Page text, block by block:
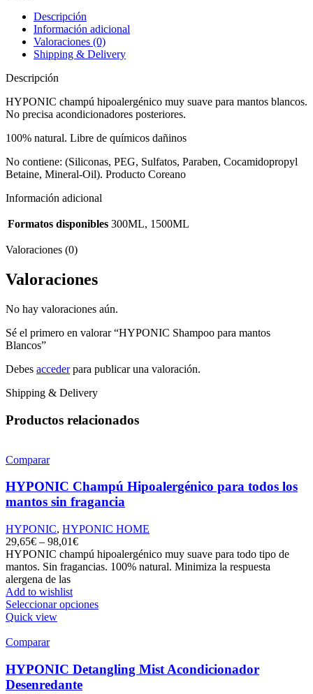
Descripción
Información adicional
Valoraciones (0)
Shipping & Delivery
Descripción
HYPONIC champú hipoalergénico muy suave para mantos blancos.
No precisa acondicionadores posteriores.
100% natural. Libre de químicos dañinos
No contiene: (Siliconas, PEG, Sulfatos, Paraben, Cocamidopropyl
Betaine, Mineral-Oil). Producto Coreano
Información adicional
Formatos disponibles 300ML, 1500ML
Valoraciones (0)
Valoraciones
No hay valoraciones aún.
Sé el primero en valorar “HYPONIC Shampoo para mantos
Blancos”
Debes accederpara publicar una valoración.
Shipping & Delivery
Productos relacionados
Comparar
HYPONIC Champú Hipoalergénico para todos los
mantos sin fragancia
HYPONIC, HYPONIC HOME
29,65€ – 98,01€
HYPONIC champú hipoalergénico muy suave para todo tipo de
mantos. Sin fragancias. 100% natural. Minimiza la respuesta
alergena de las
Add to wishlist
Seleccionar opciones
Quick view
Comparar
HYPONIC Detangling Mist Acondicionador
Desenredante